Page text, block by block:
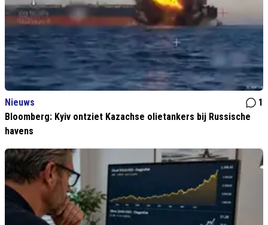
Nieuws
1
Bloomberg: Kyiv ontziet Kazachse olietankers bij Russische
havens